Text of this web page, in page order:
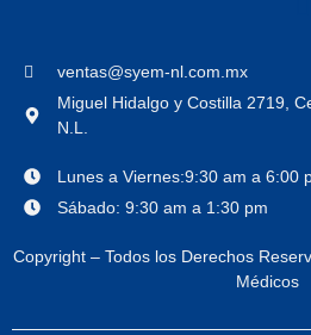
ventas@syem-nl.com.mx
Miguel Hidalgo y Costilla 2719,
N.L.
Lunes a Viernes:9:30 am a 6:00
Sábado: 9:30 am a 1:30 pm
Copyright – Todos los Derechos
Médicos